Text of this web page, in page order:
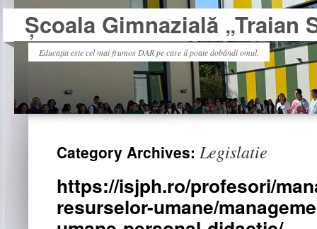
Școala Gimnazială „Traian
Educația este cel mai frumos DAR pe care il poate dobândi omul.
Category Archives: Legislatie
https://isjph.ro/profesori/
resurselor-umane/